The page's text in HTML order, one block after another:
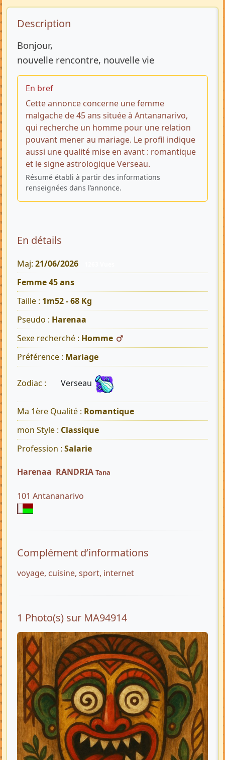
Description de l’annonce
Description
Bonjour,
nouvelle rencontre, nouvelle vie
En bref
Cette annonce concerne une femme
malgache de 45 ans située à Antananarivo,
qui recherche un homme pour une relation
pouvant mener au mariage. Le profil indique
aussi une qualité mise en avant : romantique
et le signe astrologique Verseau.
Résumé établi à partir des informations
renseignées dans l’annonce.
En détails
Maj: 21/06/2026
Femme 45 ans
Taille : 1m52 - 68 Kg
Pseudo : Harenaa
Sexe recherché : Homme
Préférence : Mariage
Zodiac : Verseau
Ma 1ère Qualité : Romantique
mon Style : Classique
Profession : Salarie
Harenaa RANDRIA Tana
101 Antananarivo
Complément d’informations
voyage, cuisine, sport, internet
1 Photo(s) sur MA94914